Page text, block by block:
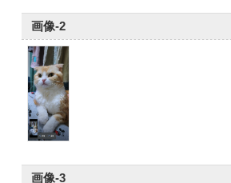
画像-2
画像-3